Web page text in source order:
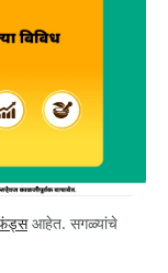
फंड्सआहेत. सगळ्यांचे